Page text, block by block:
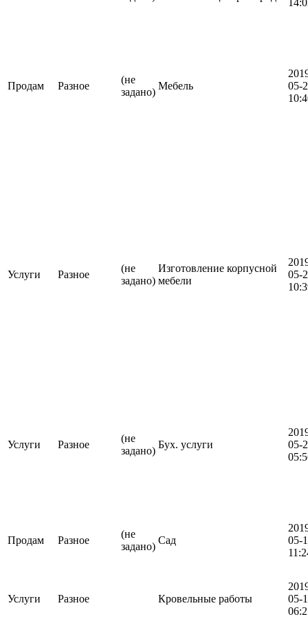
Продам Разное
(не
задано)
Мебель
05-
Услуги Разное
(не
задано)
Изготовление корпусной
мебели
05-
Услуги Разное
(не
задано)
Бух. услуги
05-
Продам Разное
(не
задано)
Сад
05-
Услуги Разное Кровельные работы
05-